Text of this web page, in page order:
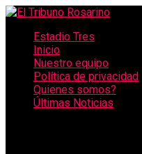
Estadio Tres
Inicio
Nuestro equipo
Política de privacidad
Quienes somos?
Últimas Noticias